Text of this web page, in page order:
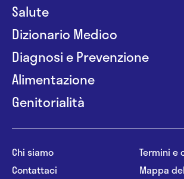
Salute
Dizionario Medico
Diagnosi e Prevenzione
Alimentazione
Genitorialità
Chi siamo
Contattaci
Termini e
Mappa